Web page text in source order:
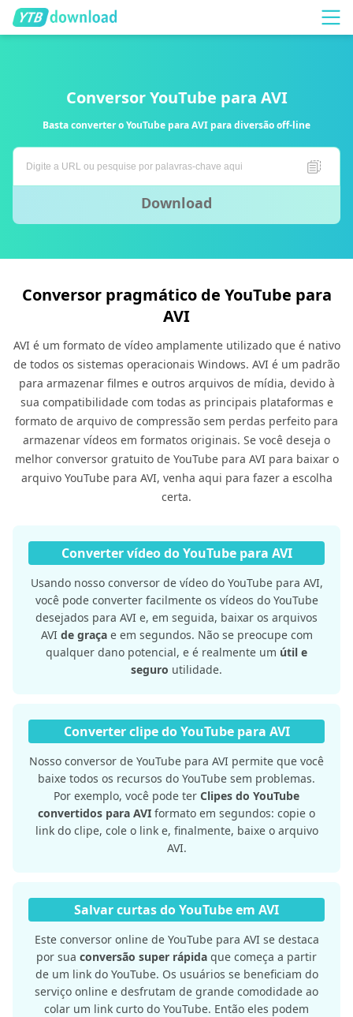
Conversor YouTube para AVI
Basta converter o YouTube para AVI para diversão off-line
Download
Conversor pragmático de YouTube para
AVI
AVI é um formato de vídeo amplamente utilizado que é nativo
de todos os sistemas operacionais Windows. AVI é um padrão
para armazenar filmes e outros arquivos de mídia, devido à
sua compatibilidade com todas as principais plataformas e
formato de arquivo de compressão sem perdas perfeito para
armazenar vídeos em formatos originais. Se você deseja o
melhor conversor gratuito de YouTube para AVI para baixar o
arquivo YouTube para AVI, venha aqui para fazer a escolha
certa.
Converter vídeo do YouTube para AVI
Usando nosso conversor de vídeo do YouTube para AVI,
você pode converter facilmente os vídeos do YouTube
desejados para AVI e, em seguida, baixar os arquivos
AVI de graçae em segundos. Não se preocupe com
qualquer dano potencial, e é realmente um útil e
seguro utilidade.
Converter clipe do YouTube para AVI
Nosso conversor de YouTube para AVI permite que você
baixe todos os recursos do YouTube sem problemas.
Por exemplo, você pode ter Clipes do YouTube
convertidos para AVI formato em segundos: copie o
link do clipe, cole o link e, finalmente, baixe o arquivo
AVI.
Salvar curtas do YouTube em AVI
Este conversor online de YouTube para AVI se destaca
por sua conversão super rápida que começa a partir
de um link do YouTube. Os usuários se beneficiam do
serviço online e desfrutam de grande comodidade ao
colar um link curto do YouTube. Então eles podem